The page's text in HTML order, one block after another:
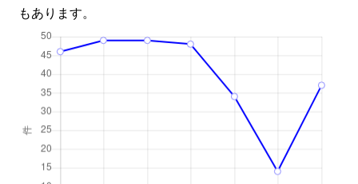
矢田南
山口町
芳野
尼ケ坂
芳野
森下(愛知)
もあります。